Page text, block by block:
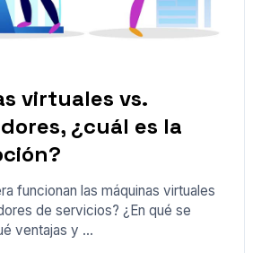
virtuales vs.
¿cuál es la
funcionan las máquinas virtuales
de servicios? ¿En qué se
ventajas y ...